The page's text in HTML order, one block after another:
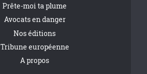
Prête-moi ta plume
Avocats en danger
Nos éditions
Tribune européenne
A propos